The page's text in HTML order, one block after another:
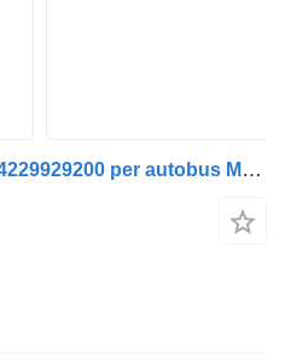
Ammortizzatore Hübner 04229929200 per autobus Mercedes-Benz Citaro O 530 GN